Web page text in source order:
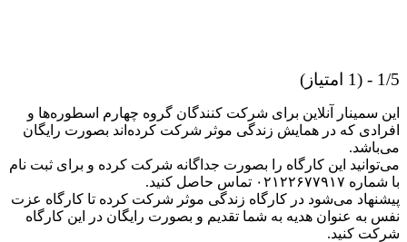
سمینار آنلاین برای شرکت کنندگان گروه چهارم اسطوره‌ها و
که در همایش زندگی موثر شرکت کرده‌اند بصورت رایگان
این کارگاه را بصورت جداگانه شرکت کرده و برای ثبت نام
تماس حاصل کنید.
می‌شود در کارگاه زندگی موثر شرکت کرده تا کارگاه عزت
به عنوان هدیه به شما تقدیم و بصورت رایگان در این کارگاه
کنید.